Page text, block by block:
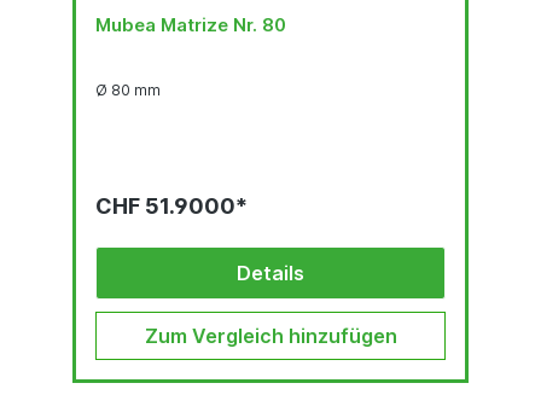
Mubea Matrize Nr. 80
Ø 80 mm
CHF 51.9000*
Details
Zum Vergleich hinzufügen